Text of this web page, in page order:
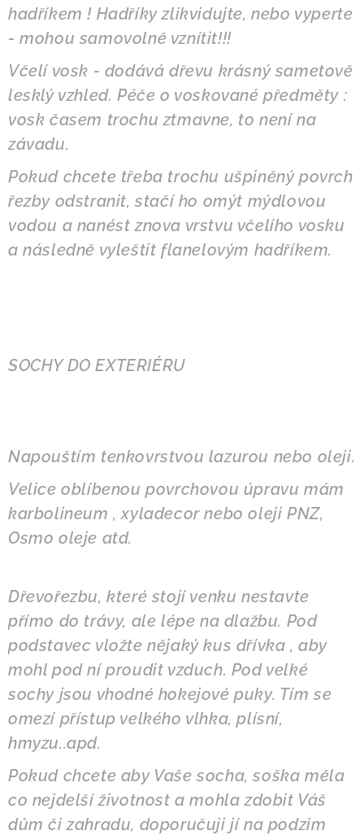
hadříkem ! Hadříky zlikvidujte, nebo vyperte
- mohou samovolně vznítit!!!
Včelí vosk - dodává dřevu krásný sametově
lesklý vzhled. Péče o voskované předměty :
vosk časem trochu ztmavne, to není na
závadu.
Pokud chcete třeba trochu ušpiněný povrch
řezby odstranit, stačí ho omýt mýdlovou
vodou a nanést znova vrstvu včelího vosku
a následně vyleštit flanelovým hadříkem.
SOCHY DO EXTERIÉRU
Napouštím tenkovrstvou lazurou nebo oleji.
Velice oblíbenou povrchovou úpravu mám
karbolineum , xyladecor nebo oleji PNZ,
Osmo oleje atd.
Dřevořezbu, které stojí venku nestavte
přímo do trávy, ale lépe na dlažbu. Pod
podstavec vložte nějaký kus dřívka , aby
mohl pod ní proudit vzduch. Pod velké
sochy jsou vhodné hokejové puky. Tím se
omezí přístup velkého vlhka, plísní,
hmyzu..apd.
Pokud chcete aby Vaše socha, soška měla
co nejdelší životnost a mohla zdobit Váš
dům či zahradu, doporučuji jí na podzim